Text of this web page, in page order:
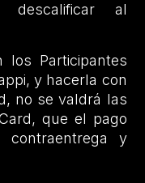
al
los Participantes
y hacerla con
no se valdrá las
que el pago
contraentrega y